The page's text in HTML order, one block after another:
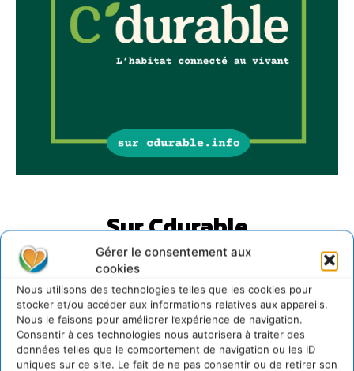
Gérer le consentement aux
cookies
Nous utilisons des technologies telles que les cookies pour
stocker et/ou accéder aux informations relatives aux appareils.
Nous le faisons pour améliorer l’expérience de navigation.
Consentir à ces technologies nous autorisera à traiter des
données telles que le comportement de navigation ou les ID
uniques sur ce site. Le fait de ne pas consentir ou de retirer son
Sur Cdurable
Comment le sol français a perdu sa mémoire
hydrique et déréglé tout le territoire (2020-2026)
2 août 2026
Développer notre attention aux espèces vivantes
non humaines avec les communs de Zoepolis
30 juillet 2026